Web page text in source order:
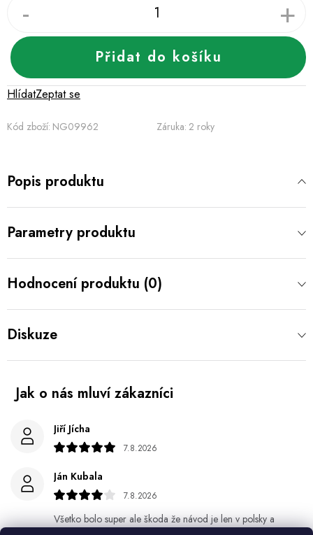
Přidat do košíku
Kód zboží: NG09962 Záruka: 2 roky
Zeptat se
Hlídat
Popis produktu
Parametry produktu
Hodnocení produktu (0)
Diskuze
Jiří Jícha
7.8.2026
Ján Kubala
7.8.2026
Všetko bolo super ale škoda že návod je len v polsky a